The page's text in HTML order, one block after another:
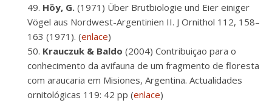
Höy, G. (1971) Über Brutbiologie und Eier einiger
Vögel aus Nordwest-Argentinien II. J Ornithol 112, 158–
163 (1971). (enlace)
Krauczuk & Baldo (2004) Contribuiçao para o
conhecimento da avifauna de um fragmento de floresta
com araucaria em Misiones, Argentina. Actualidades
ornitológicas 119: 42 pp (enlace)